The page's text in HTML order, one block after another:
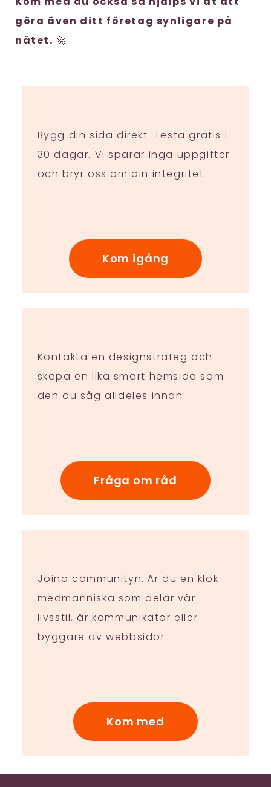
göra även ditt företag synligare på
nätet. 🚀
Bygg din sida direkt. Testa gratis i
30 dagar. Vi sparar inga uppgifter
och bryr oss om din integritet
Kom igång
Kontakta en designstrateg och
skapa en lika smart hemsida som
den du såg alldeles innan.
Fråga om råd
Joina communityn. Är du en klok
medmänniska som delar vår
livsstil, är kommunikatör eller
byggare av webbsidor.
Kom med